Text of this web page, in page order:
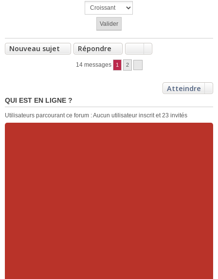
Nouveau sujet Répondre
14 messages 1 2
Atteindre
QUI EST EN LIGNE ?
Utilisateurs parcourant ce forum : Aucun utilisateur inscrit et 23 invités